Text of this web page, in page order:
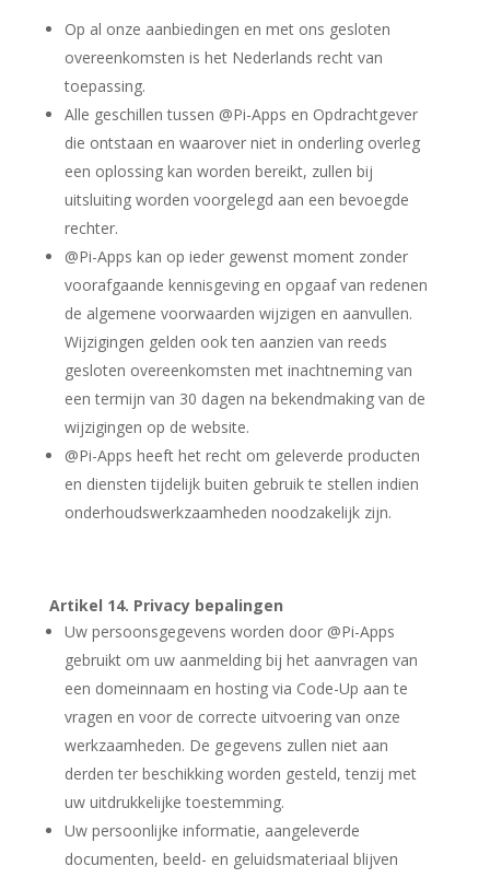
Op al onze aanbiedingen en met ons gesloten
overeenkomsten is het Nederlands recht van
toepassing.
Alle geschillen tussen @Pi-Apps en Opdrachtgever
die ontstaan en waarover niet in onderling overleg
een oplossing kan worden bereikt, zullen bij
uitsluiting worden voorgelegd aan een bevoegde
rechter.
@Pi-Apps kan op ieder gewenst moment zonder
voorafgaande kennisgeving en opgaaf van redenen
de algemene voorwaarden wijzigen en aanvullen.
Wijzigingen gelden ook ten aanzien van reeds
gesloten overeenkomsten met inachtneming van
een termijn van 30 dagen na bekendmaking van de
wijzigingen op de website.
@Pi-Apps heeft het recht om geleverde producten
en diensten tijdelijk buiten gebruik te stellen indien
onderhoudswerkzaamheden noodzakelijk zijn.
Artikel 14. Privacy bepalingen
Uw persoonsgegevens worden door @Pi-Apps
gebruikt om uw aanmelding bij het aanvragen van
een domeinnaam en hosting via Code-Up aan te
vragen en voor de correcte uitvoering van onze
werkzaamheden. De gegevens zullen niet aan
derden ter beschikking worden gesteld, tenzij met
uw uitdrukkelijke toestemming.
Uw persoonlijke informatie, aangeleverde
documenten, beeld- en geluidsmateriaal blijven